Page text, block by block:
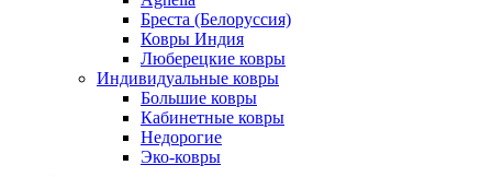
Бреста (Белоруссия)
Ковры Индия
Люберецкие ковры
Индивидуальные ковры
Большие ковры
Кабинетные ковры
Недорогие
Эко-ковры